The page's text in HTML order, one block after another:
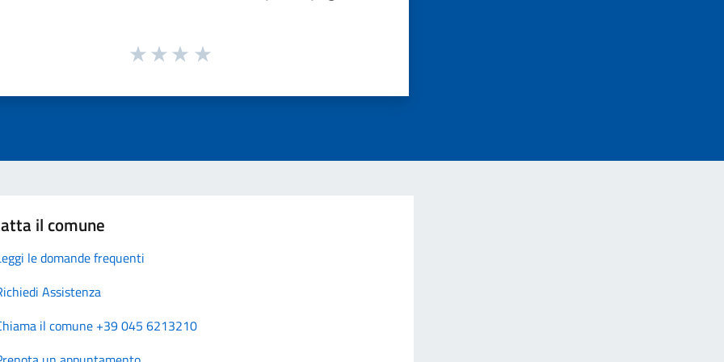
il comune
le domande frequenti
Assistenza
il comune +39 045 6213210